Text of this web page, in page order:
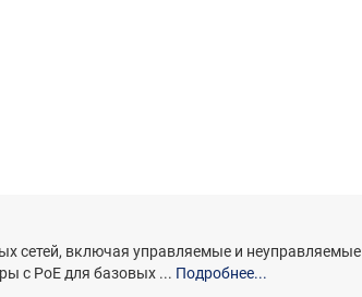
сетей, включая управляемые и неуправляемые
с PoE для базовых ... Подробнее...